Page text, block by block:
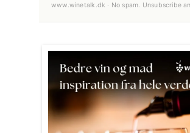
www.winetalk.dk · No spam. Unsubscribe